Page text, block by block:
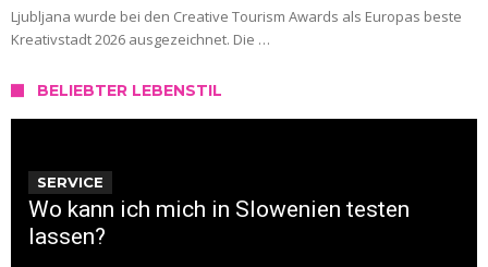
Ljubljana wurde bei den Creative Tourism Awards als Europas beste
Kreativstadt 2026 ausgezeichnet. Die …
BELIEBTER LEBENSTIL
SERVICE
Wo kann ich mich in Slowenien testen
lassen?